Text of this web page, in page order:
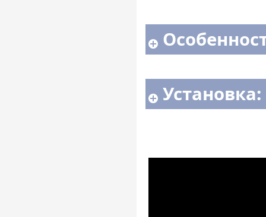
Установка: